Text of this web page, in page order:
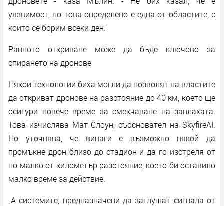
уязвимост, но това определено е една от областите, с
които се борим всеки ден."
Ранното откриване може да бъде ключово за
спирането на дронове
Някои технологии биха могли да позволят на властите
да откриват дронове на разстояние до 40 км, което ще
осигури повече време за смекчаване на заплахата.
Това изчислява Мат Слоун, съосновател на SkyfireAI.
Но уточнява, че винаги е възможно някой да
промъкне дрон близо до стадион и да го изстреля от
по-малко от километър разстояние, което би оставило
малко време за действие.
„А системите, предназначени да заглушат сигнала от